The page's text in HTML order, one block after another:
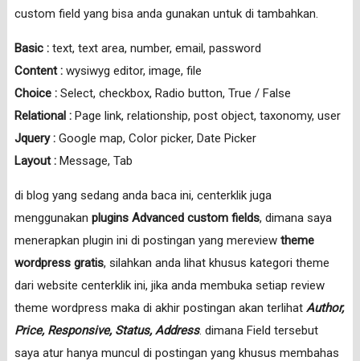
custom field yang bisa anda gunakan untuk di tambahkan.
Basic :text, text area, number, email, password
Content :wysiwyg editor, image, file
Choice :Select, checkbox, Radio button, True / False
Relational :Page link, relationship, post object, taxonomy, user
Jquery :Google map, Color picker, Date Picker
Layout :Message, Tab
di blog yang sedang anda baca ini, centerklik juga
menggunakan plugins Advanced custom fields, dimana saya
menerapkan plugin ini di postingan yang mereview theme
wordpress gratis, silahkan anda lihat khusus kategori theme
dari website centerklik ini, jika anda membuka setiap review
theme wordpress maka di akhir postingan akan terlihat Author,
Price, Responsive, Status, Address. dimana Field tersebut
saya atur hanya muncul di postingan yang khusus membahas